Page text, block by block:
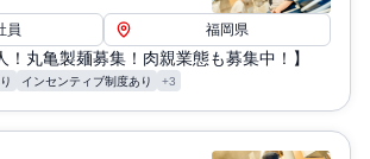
員 福岡県
！丸亀製麺募集！肉親業態も募集中！】
インセンティブ制度あり +3